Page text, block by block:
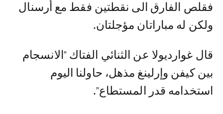
فقلص الفارق الى نقطتين فقط مع أرسنال
ولكن له مباراتان مؤجلتان.
قال غوارديولا عن الثنائي الفتاك "الانسجام
بين كيفن وإرلينغ مذهل، حاولنا اليوم
استخدامه قدر المستطاع".